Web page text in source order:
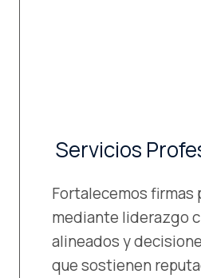
Servicios
Fortalecemos firmas
mediante liderazgo
alineados y
que sostienen